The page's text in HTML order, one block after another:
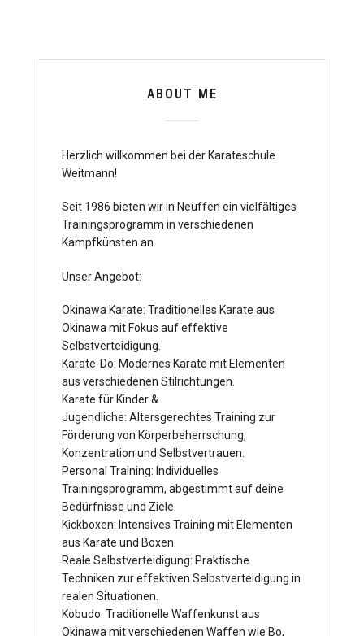
ABOUT ME
Herzlich willkommen bei der Karateschule
Weitmann!
Seit 1986 bieten wir in Neuffen ein vielfältiges
Trainingsprogramm in verschiedenen
Kampfkünsten an.
Unser Angebot:
Okinawa Karate: Traditionelles Karate aus
Okinawa mit Fokus auf effektive
Selbstverteidigung.
Karate-Do: Modernes Karate mit Elementen
aus verschiedenen Stilrichtungen.
Karate für Kinder &
Jugendliche: Altersgerechtes Training zur
Förderung von Körperbeherrschung,
Konzentration und Selbstvertrauen.
Personal Training: Individuelles
Trainingsprogramm, abgestimmt auf deine
Bedürfnisse und Ziele.
Kickboxen: Intensives Training mit Elementen
aus Karate und Boxen.
Reale Selbstverteidigung: Praktische
Techniken zur effektiven Selbstverteidigung in
realen Situationen.
Kobudo: Traditionelle Waffenkunst aus
Okinawa mit verschiedenen Waffen wie Bo,